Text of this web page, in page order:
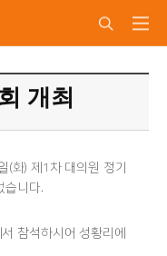
개최
화) 제1차 대의원 정기
습니다.
참석하시어 성황리에